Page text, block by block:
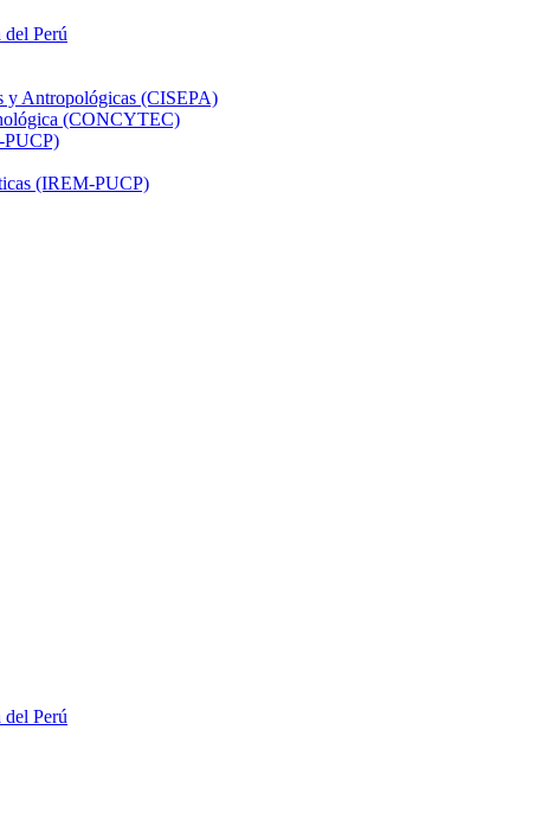
Perú
y Antropológicas (CISEPA)
(CONCYTEC)
PUCP)
(IREM-PUCP)
Perú